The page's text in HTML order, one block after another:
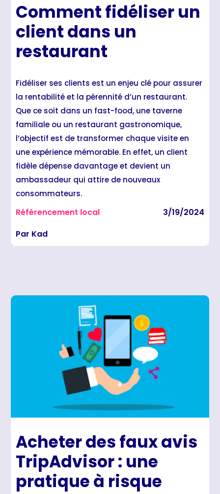
Comment fidéliser un
client dans un
restaurant
Fidéliser ses clients est un enjeu clé pour assurer
la rentabilité et la pérennité d’un restaurant.
Que ce soit dans un fast-food, une taverne
familiale ou un restaurant gastronomique,
l’objectif est de transformer chaque visite en
une expérience mémorable. En effet, un client
fidèle dépense davantage et devient un
ambassadeur qui attire de nouveaux
consommateurs.
Référencement local
3/19/2024
Par Kad
Acheter des faux avis
TripAdvisor : une
pratique à risque